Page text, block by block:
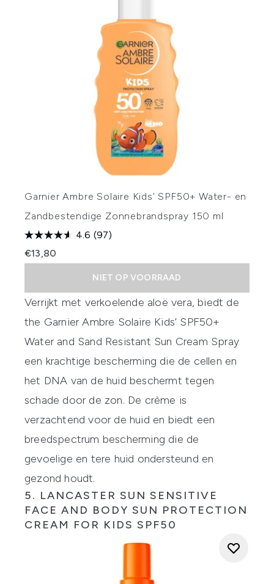
Garnier Ambre Solaire Kids' SPF50+ Water- en
Zandbestendige Zonnebrandspray 150 ml
4.6 (97)
€13,80
NIET OP VOORRAAD
Verrijkt met verkoelende aloë vera, biedt de
the Garnier Ambre Solaire Kids’ SPF50+
Water and Sand Resistant Sun Cream Spray
een krachtige bescherming die de cellen en
het DNA van de huid beschermt tegen
schade door de zon. De crème is
verzachtend voor de huid en biedt een
breedspectrum bescherming die de
gevoelige en tere huid ondersteund en
gezond houdt.
5. LANCASTER SUN SENSITIVE
FACE AND BODY SUN PROTECTION
CREAM FOR KIDS SPF50